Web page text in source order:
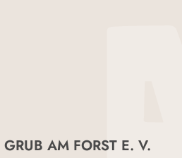
AM FORST E. V.